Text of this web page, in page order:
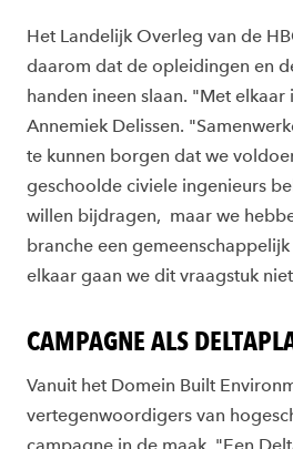
Het Landelijk Overleg van de
daarom dat de opleidingen en
handen ineen slaan. "Met elkaar
Annemiek Delissen.
te kunnen borgen dat we
geschoolde civiele ingenieurs
willen bijdragen, maar we
branche een
elkaar gaan we dit vraagstuk
CAMPAGNE ALS
Vanuit het Domein Built
vertegenwoordigers van
campagne in de maak. "Een